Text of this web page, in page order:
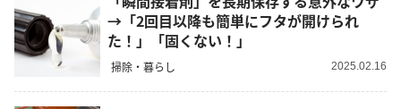
→「2回目以降も簡単にフタが開けられ
た！」「固くない！」
掃除・暮らし 2025.02.16